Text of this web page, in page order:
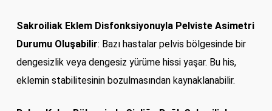
Sakroiliak Eklem Disfonksiyonuyla PelvisteAsimetri
Durumu Oluşabilir: Bazı hastalar pelvis bölgesinde bir
dengesizlik veya dengesiz yürüme hissi yaşar. Bu his,
eklemin stabilitesinin bozulmasından kaynaklanabilir.